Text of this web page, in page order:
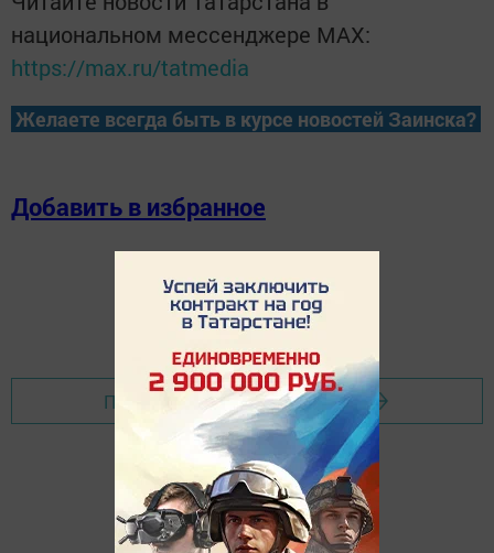
национальном мессенджере MАХ:
https://max.ru/tatmedia
Желаете всегда быть в курсе новостей Заинска?
Добавить в избранное
Перейти на страницу новости